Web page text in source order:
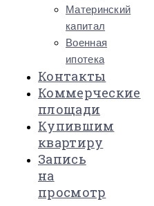
Материнский
капитал
Военная
ипотека
Контакты
Коммерческие
площади
Купившим
квартиру
Запись
на
просмотр